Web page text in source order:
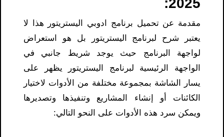
2025:
مقدمة عن تحميل برنامج ادوبي اليستريتور هذا لا
يعتبر شرح لبرنامج اليستريتور بل هو استعراض
لواجهة البرنامج حيث يوجد شريط جانبي في
الواجهة الرئيسية لبرنامج اليستريتور يظهر على
يسار الشاشة بمجموعة مختلفة من الأدوات لاختيار
الكائنات أو إنشاء المشاريع وتنفيذها وتصديرها
ويمكن سرد هذه الأدوات على النحو التالي: